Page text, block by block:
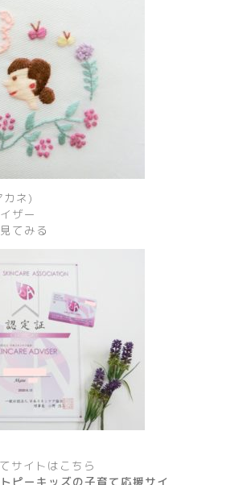
ネ)
ザー
てみる
サイトはこちら
ピーキッズの子育て応援サイ